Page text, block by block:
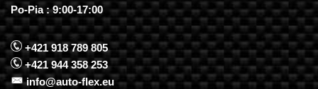
Po-Pia : 9:00-17:00
+421 918 789 805
+421 944 358 253
info@auto-flex.eu